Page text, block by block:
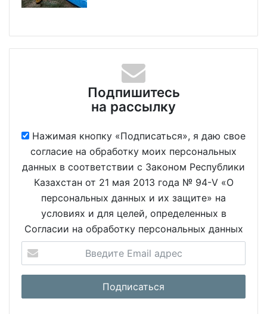
Подпишитесь
на рассылку
Нажимая кнопку «Подписаться», я даю свое
согласие на обработку моих персональных
данных в соответствии с Законом Республики
Казахстан от 21 мая 2013 года № 94-V «О
персональных данных и их защите» на
условиях и для целей, определенных в
Согласии на обработку персональных данных